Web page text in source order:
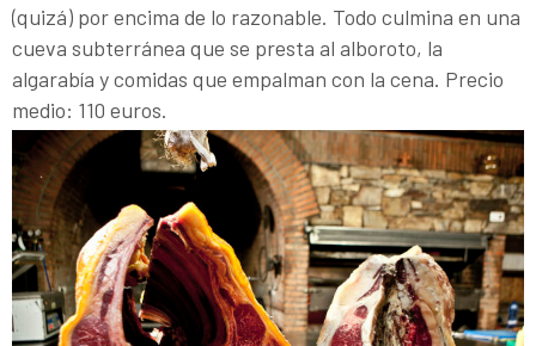
(quizá) por encima de lo razonable. Todo culmina en una
cueva subterránea que se presta al alboroto, la
algarabía y comidas que empalman con la cena. Precio
medio: 110 euros.